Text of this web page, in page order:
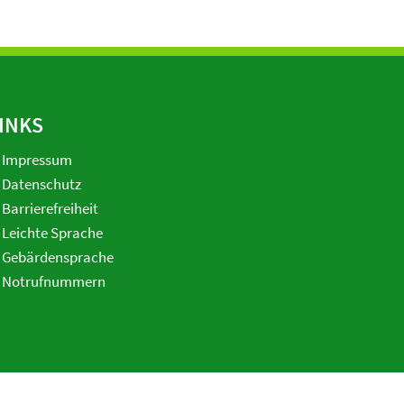
Impressum
Datenschutz
Barrierefreiheit
Leichte Sprache
Gebärdensprache
Notrufnummern